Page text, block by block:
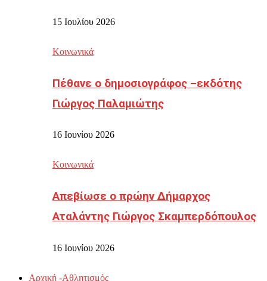
15 Ιουλίου 2026
Κοινωνικά
Πέθανε ο δημοσιογράφος –εκδότης
Γιώργος Παλαμιώτης
16 Ιουνίου 2026
Κοινωνικά
Απεβίωσε ο πρώην Δήμαρχος
Αταλάντης Γιώργος Σκαμπερδόπουλος
16 Ιουνίου 2026
Αρχική -Αθλητισμός